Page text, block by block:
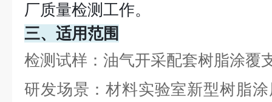
厂质量检测工作。
三、适用范围
检测试样：油气开采配套树脂涂覆
研发场景：材料实验室新型树脂